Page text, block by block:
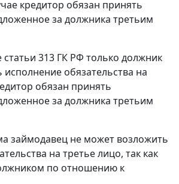
кредитор обязан принять
за должника третьим
313 ГК РФ только должник
обязательства на
обязан принять
за должника третьим
займодавец не может возложить
на третье лицо, так как
по отношению к